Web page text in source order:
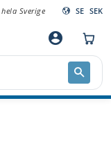
Sverige SE SEK
account_circle